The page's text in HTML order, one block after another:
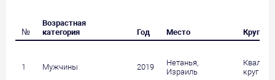
№
Возрастная
категория
Год Место Круг
1 Мужчины 2019
Нетанья,
Израиль
круг